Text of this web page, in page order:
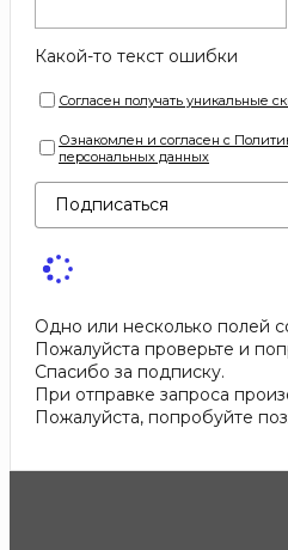
Какой-то текст ошибки
Согласен получать уникальные
Ознакомлен и согласен с
персональных данных
Подписаться
Одно или несколько полей
Пожалуйста проверьте и
Спасибо за подписку.
При отправке запроса
Пожалуйста, попробуйте